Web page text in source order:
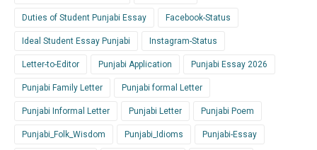
Duties of Student Punjabi Essay Facebook-Status
Ideal Student Essay Punjabi Instagram-Status
Letter-to-Editor Punjabi Application Punjabi Essay 2026
Punjabi Family Letter Punjabi formal Letter
Punjabi Informal Letter Punjabi Letter Punjabi Poem
Punjabi_Folk_Wisdom Punjabi_Idioms Punjabi-Essay